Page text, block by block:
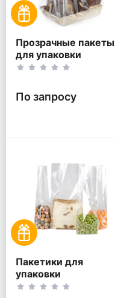
Прозрачные пакеты
для упаковки
подарков
По запросу
Пакетики для
упаковки